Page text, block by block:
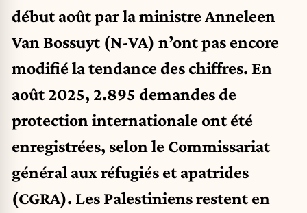
début août par la ministre Anneleen
Van Bossuyt (N-VA) n’ont pas encore
modifié la tendance des chiffres. En
août 2025, 2.895 demandes de
protection internationale ont été
enregistrées, selon le Commissariat
général aux réfugiés et apatrides
(CGRA). Les Palestiniens restent en